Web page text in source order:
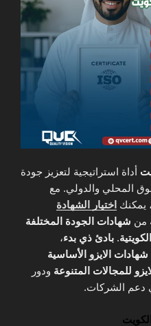
أداة استراتيجية لتعزيز جودة
المحلي والدولي. مع
، يمكنك اختيار الشهادة
من شهادات الجودة المختلفة
. بادئ ذي بدء،
شهادات الايزو الأساسية
للمجالات المتنوعة ودور
دعم الشركات.